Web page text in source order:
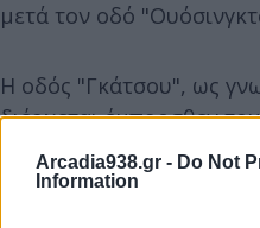
Arcadia938.gr - Do Not
Information
μετά τον οδό
Η οδός "Γκάτσου", ως
διέρχεται έμπροσθεν
Τρίπολης.